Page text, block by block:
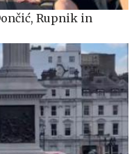
Rupnik in